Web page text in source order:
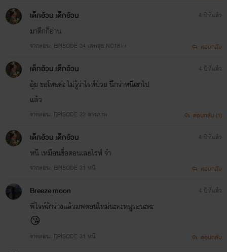
เด็กอ้วน เด็กอ้วน
มาดึกก็อ่าน
จากตอน: EPISODE 34 เสพสุข NC18++
4 ปีที่แล้ว
ตอบกลับ
เด็กอ้วน เด็กอ้วน
อุ้ย ขอโทษค่ะ ไม่รู้ว่าไรท์ป่วย นึกว่าหนีเขาไป
แล้ว
จากตอน: EPISODE 32 สารภาพ
4 ปีที่แล้ว
ตอบกลับ (1)
เด็กอ้วน เด็กอ้วน
หนี เหมือนชื่อตอนเลยไรท์ จ๋า
จากตอน: EPISODE 31 หนี
4 ปีที่แล้ว
ตอบกลับ
Breeze moon
พี่ไรท์ถ้าว่างเเล้วมพตอนใหม่นะคะหนูรอนะคะ
😘
จากตอน: EPISODE 31 หนี
4 ปีที่แล้ว
ตอบกลับ